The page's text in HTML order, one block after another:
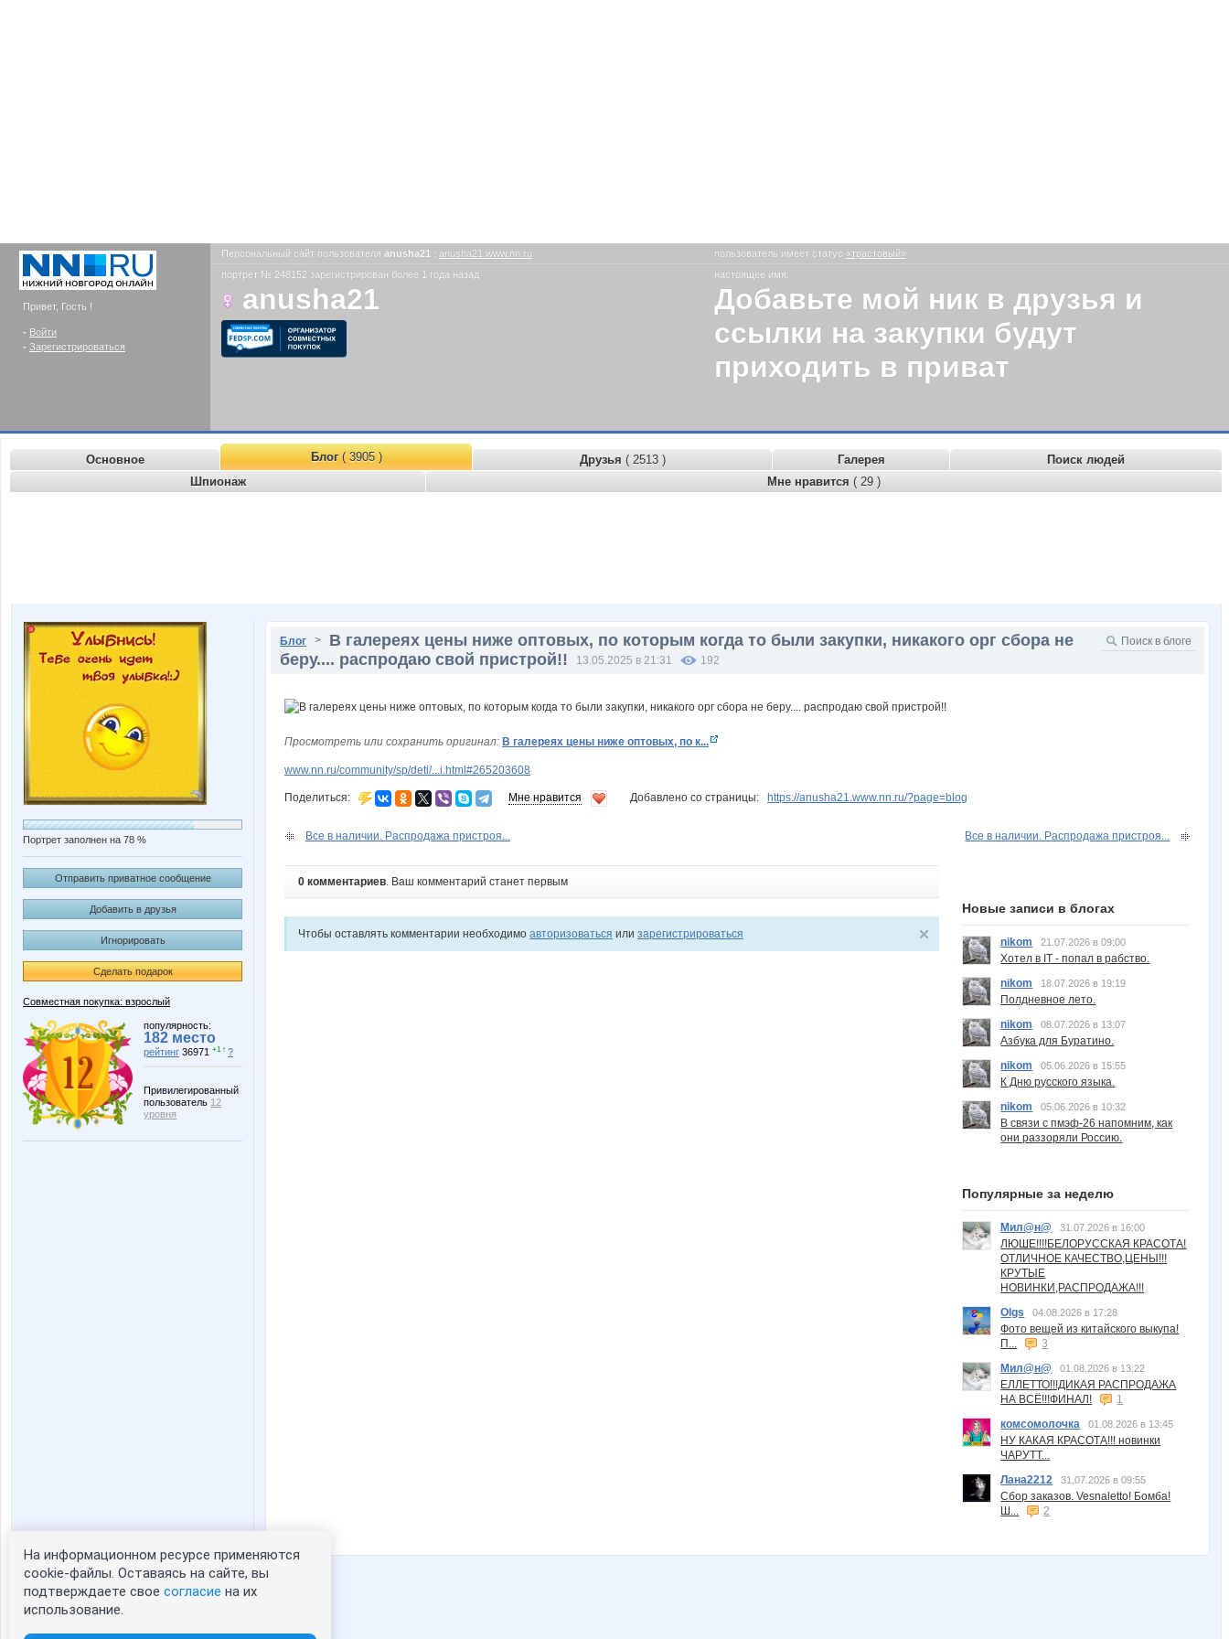
Привет, Гость !
- Войти
- Зарегистрироваться
Персональный сайт пользователя anusha21 : anusha21.www.nn.ru пользователь имеет статус «трастовый»
портрет № 248152 зарегистрирован более 1 года назад
anusha21
настоящее имя:
Добавьте мой ник в друзья и
ссылки на закупки будут
приходить в приват
Основное Блог( 3905 ) Друзья ( 2513 ) Галерея
Поиск людей
Шпионаж
Мне нравится ( 29 )
Портрет заполнен на 78 %
Отправить приватное сообщение
Добавить в друзья
Игнорировать
Сделать подарок
Совместная покупка: взрослый
популярность:
182 место
рейтинг 36971 +1 ↑ ?
Привилегированный
пользователь 12
уровня
Статистика портрета:
сейчас просматривают портрет - 0
зарегистрированные пользователи
Блог > В галереях цены ниже оптовых, по которым когда то были закупки, никакого орг сбора не
беру.... распродаю свой пристрой!!
13.05.2025 в 21:31 192
Просмотреть или сохранить оригинал: В галереях цены ниже оптовых, по к...
www.nn.ru/community/sp/deti/...i.html#265203608
Поделиться: Мне нравится Добавлено со страницы: https://anusha21.www.nn.ru/?page=blog
Все в наличии. Распродажа пристроя... Все в наличии. Распродажа пристроя...
0 комментариев. Ваш комментарий станет первым
Чтобы оставлять комментарии необходимо авторизоваться или зарегистрироваться
Новые записи в блогах
nikom 21.07.2026 в 09:00
Хотел в IT - попал в рабство.
nikom
18.07.2026 в 19:19
Полдневное лето.
nikom
08.07.2026 в 13:07
Азбука для Буратино.
nikom
05.06.2026 в 15:55
К Дню русского языка.
nikom
05.06.2026 в 10:32
В связи с пмэф-26 напомним, как
они раззоряли Россию.
Популярные за неделю
Мил@н@ 31.07.2026 в 16:00
ЛЮШЕ!!!!БЕЛОРУССКАЯ КРАСОТА!
ОТЛИЧНОЕ КАЧЕСТВО,ЦЕНЫ!!!
КРУТЫЕ
НОВИНКИ,РАСПРОДАЖА!!!
Olgs
04.08.2026 в 17:28
Фото вещей из китайского выкупа!
П...
3
Мил@н@
01.08.2026 в 13:22
ЕЛЛЕТТО!!!ДИКАЯ РАСПРОДАЖА
НА ВСЁ!!!ФИНАЛ!
1
комсомолочка
01.08.2026 в 13:45
НУ КАКАЯ КРАСОТА!!! новинки
ЧАРУТТ...
Лана2212
31.07.2026 в 09:55
Сбор заказов. Vesnaletto! Бомба!
Ш...
2
На информационном ресурсе применяются
cookie-файлы. Оставаясь на сайте, вы
подтверждаете свое согласие на их
использование.